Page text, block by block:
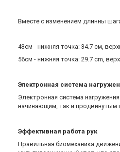
Вместе с изменением длинны
43см - нижняя точка: 34.7 см,
56см - нижняя точка: 29.7 cm,
Электронная система
Электронная система
начинающим, так и продвинутым
Эффективная работа рук
Правильная биомеханика